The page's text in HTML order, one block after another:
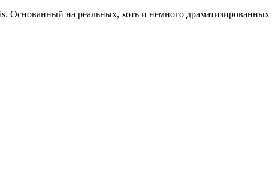
Основанный на реальных, хоть и немного драматизированных